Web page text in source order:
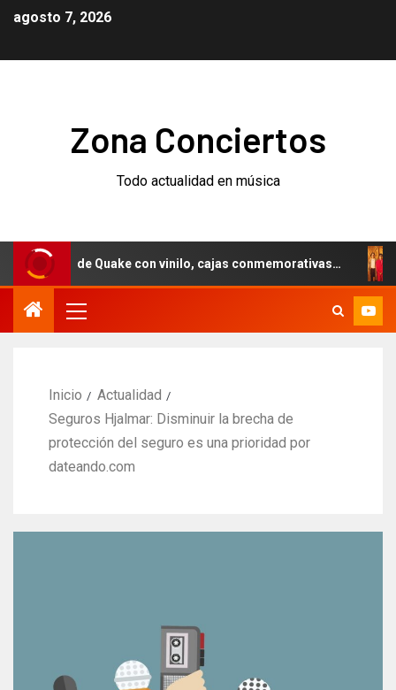
agosto 7, 2026
Zona Conciertos
Todo actualidad en música
de Quake con vinilo, cajas conmemorativas…
Inicio
Actualidad
Seguros Hjalmar: Disminuir la brecha de
protección del seguro es una prioridad por
dateando.com